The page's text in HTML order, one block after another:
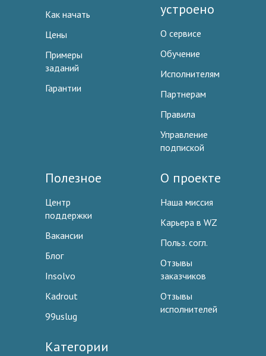
Как начать
Цены
Примеры
заданий
Гарантии
устроено
О сервисе
Обучение
Исполнителям
Партнерам
Правила
Управление
подпиской
Полезное
Центр
поддержки
Вакансии
Блог
Insolvo
Kadrout
99uslug
О проекте
Наша миссия
Карьера в WZ
Польз. согл.
Отзывы
заказчиков
Отзывы
исполнителей
Категории